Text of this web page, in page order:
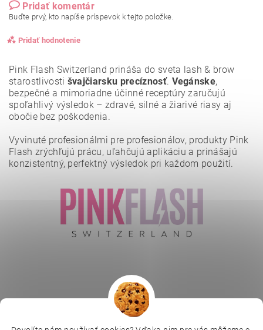
Pridať komentár
Buďte prvý, kto napíše príspevok k tejto položke.
Pridať hodnotenie
Vložením hodnotenie súhlasíte spodmienkami ochrany
osobných údajov.
Pink Flash Switzerland prináša do sveta lash & brow
starostlivosti švajčiarsku precíznosť. Vegánske,
bezpečné a mimoriadne účinné receptúry zaručujú
spoľahlivý výsledok – zdravé, silné a žiarivé riasy aj
obočie bez poškodenia.
Vyvinuté profesionálmi pre profesionálov, produkty Pink
Flash zrýchľujú prácu, uľahčujú aplikáciu a prinášajú
konzistentný, perfektný výsledok pri každom použití.